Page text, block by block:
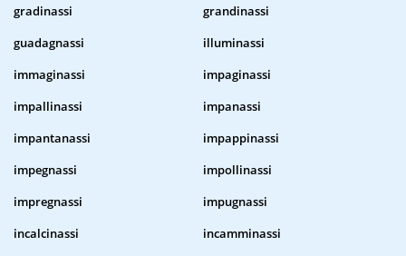
gradinassi
grandinassi
guadagnassi
illuminassi
immaginassi
impaginassi
impallinassi
impanassi
impantanassi
impappinassi
impegnassi
impollinassi
impregnassi
impugnassi
incalcinassi
incamminassi